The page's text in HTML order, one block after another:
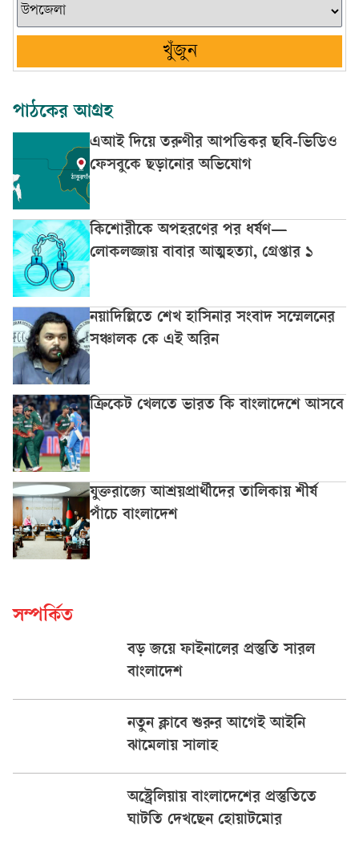
খুঁজুন
পাঠকের আগ্রহ
এআই দিয়ে তরুণীর আপত্তিকর ছবি-ভিডিও
ফেসবুকে ছড়ানোর অভিযোগ
কিশোরীকে অপহরণের পর ধর্ষণ—
লোকলজ্জায় বাবার আত্মহত্যা, গ্রেপ্তার ১
নয়াদিল্লিতে শেখ হাসিনার সংবাদ সম্মেলনের
সঞ্চালক কে এই অরিন
ক্রিকেট খেলতে ভারত কি বাংলাদেশে আসবে
যুক্তরাজ্যে আশ্রয়প্রার্থীদের তালিকায় শীর্ষ
পাঁচে বাংলাদেশ
সম্পর্কিত
বড় জয়ে ফাইনালের প্রস্তুতি সারল
বাংলাদেশ
নতুন ক্লাবে শুরুর আগেই আইনি
ঝামেলায় সালাহ
অস্ট্রেলিয়ায় বাংলাদেশের প্রস্তুতিতে
ঘাটতি দেখছেন হোয়াটমোর